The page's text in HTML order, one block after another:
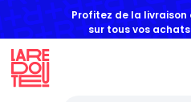
BONS PLANS |